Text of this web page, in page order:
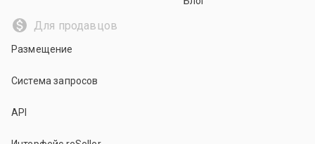
Для продавцов
Размещение
Система запросов
API